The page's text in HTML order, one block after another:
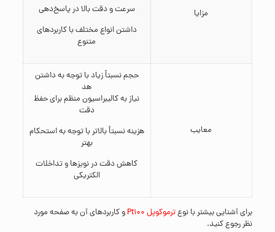
مزایا
سرعت و دقت بالا در پاسخ‌دهی
داشتن انواع مختلف با کاربردهای
متنوع
معایب
حجم نسبتاً زیاد با توجه به داشتن
هد
نیاز به کالیبراسیون منظم برای حفظ
دقت
هزینه نسبتاْ‌ بالاتر با توجه به استحکام
بهتر
کاهش دقت در نویزها و تداخلات
الکتریکی
برای آشنایی بیشتر با نوعترموکوپل Pt100
و کاربردهای آن به صفحه مورد
نظر رجوع کنید.